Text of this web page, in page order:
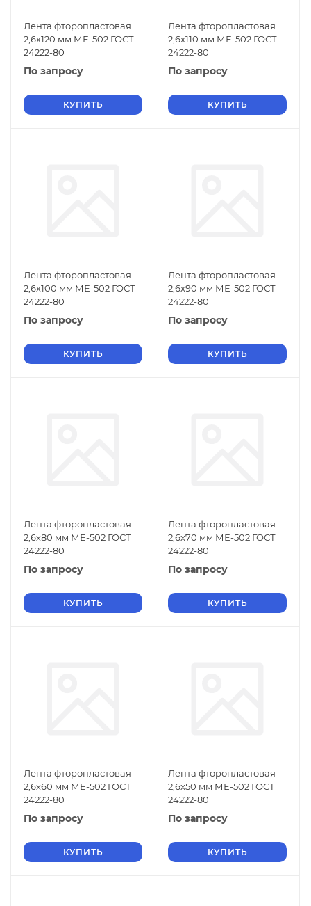
Лента фторопластовая
2,6х120 мм МЕ-502 ГОСТ
24222-80
По запросу
КУПИТЬ
Лента фторопластовая
2,6х110 мм МЕ-502 ГОСТ
24222-80
По запросу
КУПИТЬ
Лента фторопластовая
2,6х100 мм МЕ-502 ГОСТ
24222-80
По запросу
КУПИТЬ
Лента фторопластовая
2,6х90 мм МЕ-502 ГОСТ
24222-80
По запросу
КУПИТЬ
Лента фторопластовая
2,6х80 мм МЕ-502 ГОСТ
24222-80
По запросу
КУПИТЬ
Лента фторопластовая
2,6х70 мм МЕ-502 ГОСТ
24222-80
По запросу
КУПИТЬ
Лента фторопластовая
2,6х60 мм МЕ-502 ГОСТ
24222-80
По запросу
КУПИТЬ
Лента фторопластовая
2,6х50 мм МЕ-502 ГОСТ
24222-80
По запросу
КУПИТЬ